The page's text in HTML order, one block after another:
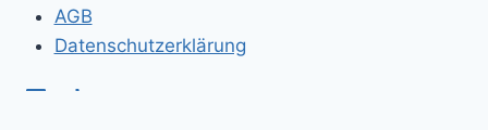
AGB
Datenschutzerklärung